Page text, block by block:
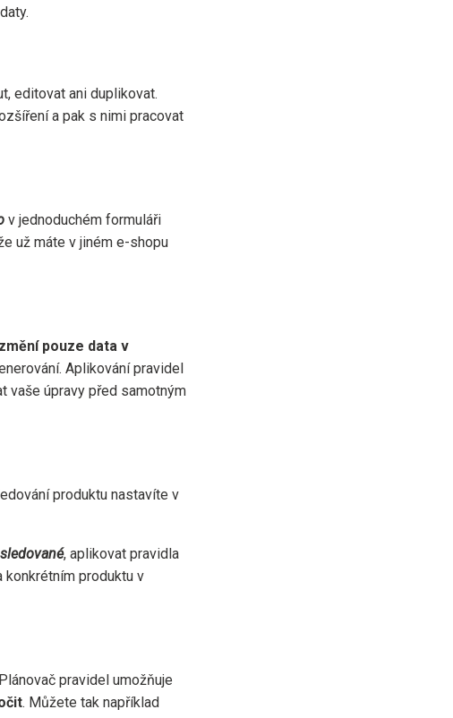
editovat ani duplikovat.
a pak s nimi pracovat
v jednoduchém formuláři
už máte v jiném e-shopu
změní pouze data v
Aplikování pravidel
vaše úpravy před samotným
produktu nastavíte v
, aplikovat pravidla
konkrétním produktu v
pravidel umožňuje
. Můžete tak například